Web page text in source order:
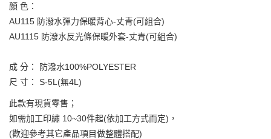
顏 色：
AU115 防潑水彈力保暖背心-丈青(可組合)
AU1115 防潑水反光條保暖外套-丈青(可組合)
成 分： 防潑水100%POLYESTER
尺 寸： S-5L(無4L)
此款有現貨零售；
如需加工印繡 10~30件起(依加工方式而定)，
(歡迎參考其它產品項目做整體搭配)